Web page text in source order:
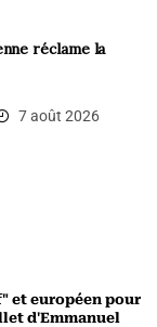
réclame la
7 août 2026
et européen pour
d'Emmanuel